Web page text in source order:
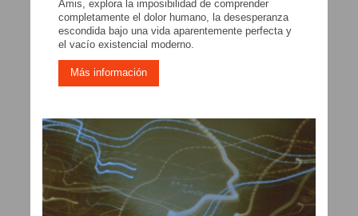
Amis, explora la imposibilidad de comprender
completamente el dolor humano, la desesperanza
escondida bajo una vida aparentemente perfecta y
el vacío existencial moderno.
Más información